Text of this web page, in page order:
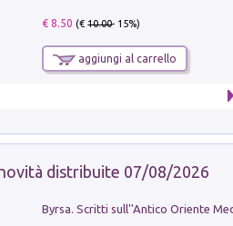
€ 8.50 (€10.00- 15%)
aggiungi al carrello
distribuite 07/08/2026